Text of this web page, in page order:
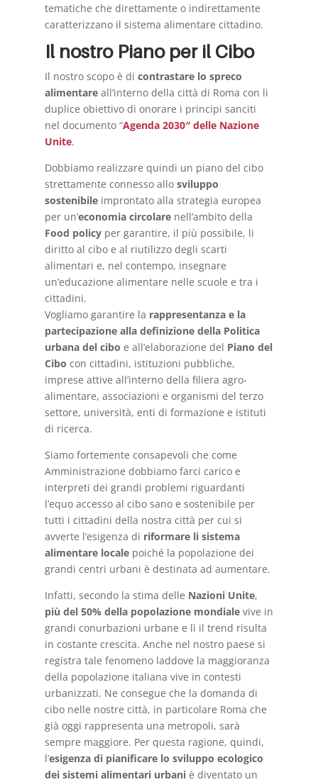
tematiche che direttamente o indirettamente
caratterizzano il sistema alimentare cittadino.
Il nostro Piano per il Cibo
Il nostro scopo è di contrastare lo spreco
alimentare all’interno della città di Roma con li
duplice obiettivo di onorare i principi sanciti
nel documento “Agenda 2030″ delle Nazione
Unite.
Dobbiamo realizzare quindi un piano del cibo
strettamente connesso allo sviluppo
sostenibile improntato alla strategia europea
per un’economia circolarenell’ambito della
Food policy per garantire, il più possibile, li
diritto al cibo e al riutilizzo degli scarti
alimentari e, nel contempo, insegnare
un’educazione alimentare nelle scuole e tra i
cittadini.
Vogliamo garantire la rappresentanza e la
partecipazione alla definizione della Politica
urbana del cibo e all’elaborazione del Piano del
Cibo con cittadini, istituzioni pubbliche,
imprese attive all’interno della filiera agro-
alimentare, associazioni e organismi del terzo
settore, università, enti di formazione e istituti
di ricerca.
Siamo fortemente consapevoli che come
Amministrazione dobbiamo farci carico e
interpreti dei grandi problemi riguardanti
l’equo accesso al cibo sano e sostenibile per
tutti i cittadini della nostra città per cui si
avverte l’esigenza di riformare li sistema
alimentare localepoiché la popolazione dei
grandi centri urbani è destinata ad aumentare.
Infatti, secondo la stima delle Nazioni Unite,
più del 50% della popolazione mondialevive in
grandi conurbazioni urbane e lì il trend risulta
in costante crescita. Anche nel nostro paese si
registra tale fenomeno laddove la maggioranza
della popolazione italiana vive in contesti
urbanizzati. Ne consegue che la domanda di
cibo nelle nostre città, in particolare Roma che
già oggi rappresenta una metropoli, sarà
sempre maggiore. Per questa ragione, quindi,
l’esigenza di pianificare lo sviluppo ecologico
dei sistemi alimentari urbaniè diventato un